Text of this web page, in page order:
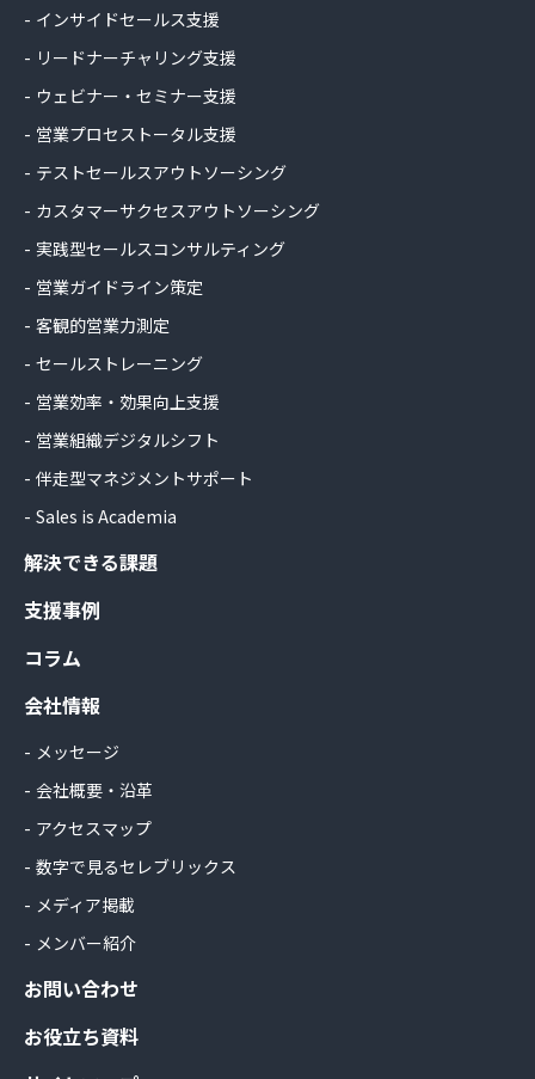
インサイドセールス支援
リードナーチャリング支援
ウェビナー・セミナー支援
営業プロセストータル支援
テストセールスアウトソーシング
カスタマーサクセスアウトソーシング
実践型セールスコンサルティング
営業ガイドライン策定
客観的営業力測定
セールストレーニング
営業効率・効果向上支援
営業組織デジタルシフト
伴走型マネジメントサポート
Sales is Academia
解決できる課題
支援事例
コラム
会社情報
メッセージ
会社概要・沿革
アクセスマップ
数字で見るセレブリックス
メディア掲載
メンバー紹介
お問い合わせ
お役立ち資料